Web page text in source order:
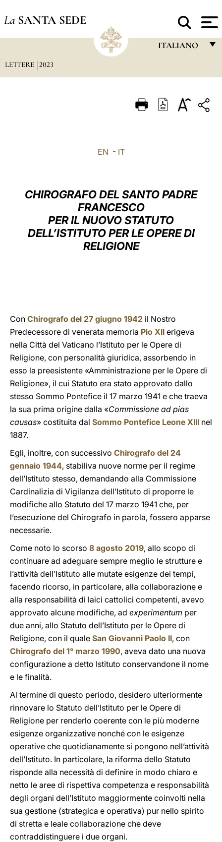
La SANTA SEDE
ITALIANO
ITALIANO
العربيّة
中文
LATINE
LETTERE 2023
EN - IT
CHIROGRAFO DEL SANTO PADRE
FRANCESCO
PER IL NUOVO STATUTO
DELL’ISTITUTO PER LE OPERE DI
RELIGIONE
Con Chirografo del 27 giugno 1942 il Nostro
Predecessore di venerata memoria Pio XII erigeva
nella Città del Vaticano l’Istituto per le Opere di
Religione, con personalità giuridica, assorbendo in
esso la preesistente «Amministrazione per le Opere di
Religione», il cui Statuto era stato approvato dallo
stesso Sommo Pontefice il 17 marzo 1941 e che traeva
la sua prima origine dalla «Commissione ad pias
causas» costituita dal Sommo Pontefice Leone XIII nel
1887.
Egli, inoltre, con successivo Chirografo del 24
gennaio 1944, stabiliva nuove norme per il regime
dell’Istituto stesso, demandando alla Commissione
Cardinalizia di Vigilanza dell’Istituto di proporre le
modifiche allo Statuto del 17 marzo 1941 che, per
l’esecuzione del Chirografo in parola, fossero apparse
necessarie.
Come noto lo scorso 8 agosto 2019, allo scopo di
continuare ad adeguare sempre meglio le strutture e
l’attività dell’Istituto alle mutate esigenze dei tempi,
facendo ricorso, in particolare, alla collaborazione e
alla responsabilità di laici cattolici competenti, avevo
approvato alcune modifiche, ad experimentum per
due anni, allo Statuto dell’Istituto per le Opere di
Religione, con il quale San Giovanni Paolo II, con
Chirografo del 1° marzo 1990, aveva dato una nuova
configurazione a detto Istituto conservandone il nome
e le finalità.
Al termine di questo periodo, desidero ulteriormente
rinnovare lo Statuto dell’Istituto per le Opere di
Religione per renderlo coerente con le più moderne
esigenze organizzative nonché con le esigenze
operative che quotidianamente si pongono nell’attività
dell’Istituto. In particolare, la riforma dello Statuto
risponde alla necessità di definire in modo chiaro e
netto le aree di rispettiva competenza e responsabilità
degli organi dell’Istituto maggiormente coinvolti nella
sua gestione (strategica e operativa) pur nello spirito
di stretta e leale collaborazione che deve
contraddistinguere i due organi.